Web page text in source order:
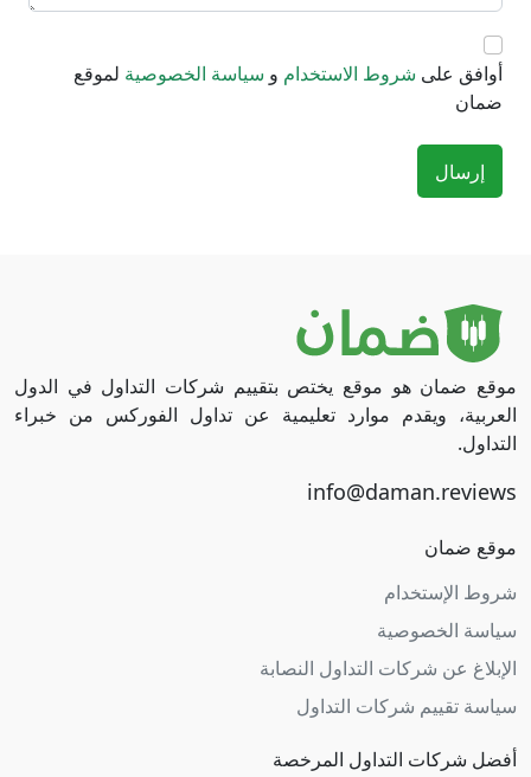
أوافق على شروط الاستخدام و سياسة الخصوصية لموقع
ضمان
إرسال
موقع ضمان هو موقع يختص بتقييم شركات التداول في الدول
العربية، ويقدم موارد تعليمية عن تداول الفوركس من خبراء
التداول.
موقع ضمان
شروط الإستخدام
سياسة الخصوصية
الإبلاغ عن شركات التداول النصابة
سياسة تقييم شركات التداول
أفضل شركات التداول المرخصة